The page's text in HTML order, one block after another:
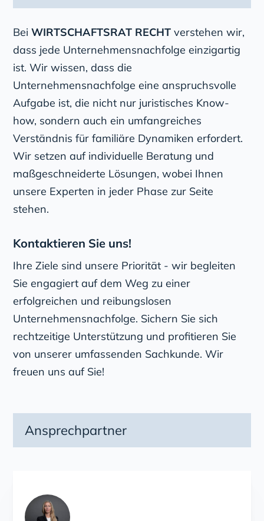
Bei WIRTSCHAFTSRAT RECHT verstehen wir,
dass jede Unternehmensnachfolge einzigartig
ist. Wir wissen, dass die
Unternehmensnachfolge eine anspruchsvolle
Aufgabe ist, die nicht nur juristisches Know-
how, sondern auch ein umfangreiches
Verständnis für familiäre Dynamiken erfordert.
Wir setzen auf individuelle Beratung und
maßgeschneiderte Lösungen, wobei Ihnen
unsere Experten in jeder Phase zur Seite
stehen.
Kontaktieren Sie uns!
Ihre Ziele sind unsere Priorität - wir begleiten
Sie engagiert auf dem Weg zu einer
erfolgreichen und reibungslosen
Unternehmensnachfolge. Sichern Sie sich
rechtzeitige Unterstützung und profitieren Sie
von unserer umfassenden Sachkunde. Wir
freuen uns auf Sie!
Ansprechpartner